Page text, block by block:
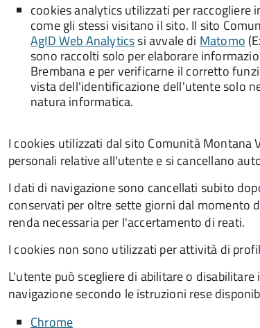
cookies analytics utilizzati per
come gli stessi visitano il sito. Il sito
AgID Web Analyticssi avvale di Matomo
sono raccolti solo per elaborare
Brembana e per verificarne il corretto
vista dell'identificazione dell'utente solo
natura informatica.
I cookies utilizzati dal sito Comunità
personali relative all'utente e si cancellano
I dati di navigazione sono cancellati subito
conservati per oltre sette giorni dal momento
renda necessaria per l'accertamento di reati.
I cookies non sono utilizzati per attività di
L'utente può scegliere di abilitare o
navigazione secondo le istruzioni rese
Chrome